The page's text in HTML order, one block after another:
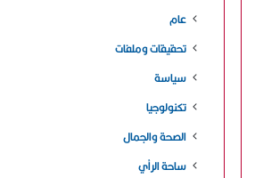
عام
تحقيقات وملفات
سياسة
تكنولوجيا
الصحة والجمال
ساحة الرأي